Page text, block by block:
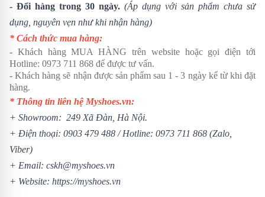
- Đổi hàng trong 30 ngày. (Áp dụng với sản phẩm chưa sử
dụng, nguyên vẹn như khi nhận hàng)
* Cách thức mua hàng:
- Khách hàng MUA HÀNG trên website hoặc gọi điện tới
Hotline: 0973 711 868 để được tư vấn.
- Khách hàng sẽ nhận được sản phẩm sau 1 - 3 ngày kể từ khi đặt
hàng.
* Thông tin liên hệ Myshoes.vn:
+ Showroom: 249 Xã Đàn, Hà Nội.
+ Điện thoại: 0903 479 488 /Hotline: 0973 711 868 (Zalo,
Viber)
+ Email: cskh@myshoes.vn
+ Website: https://myshoes.vn